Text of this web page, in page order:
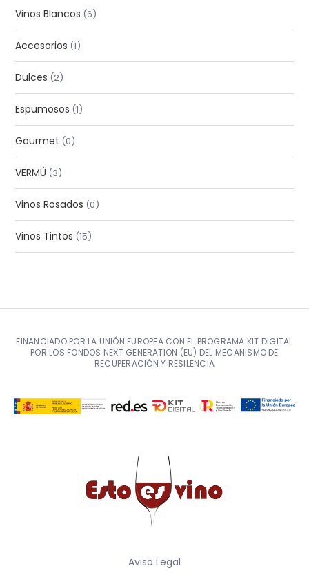
Vinos Blancos 6
Accesorios 1
Dulces 2
Espumosos 1
Gourmet 0
VERMÚ 3
Vinos Rosados 0
Vinos Tintos 15
FINANCIADO POR LA UNIÓN EUROPEA CON EL PROGRAMA KIT DIGITAL
POR LOS FONDOS NEXT GENERATION (EU) DEL MECANISMO DE
RECUPERACIÓN Y RESILENCIA
Aviso Legal